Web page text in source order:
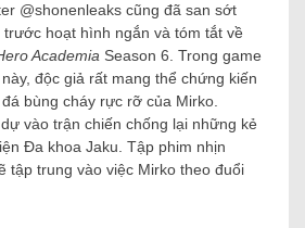
@shonenleaks cũng đã san sớt
hoạt hình ngắn và tóm tắt về
Academia Season 6. Trong game
độc giả rất mang thể chứng kiến
bùng cháy rực rỡ của Mirko.
vào trận chiến chống lại những kẻ
Đa khoa Jaku. Tập phim nhịn
tập trung vào việc Mirko theo đuổi